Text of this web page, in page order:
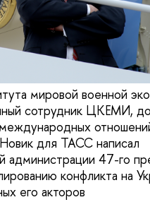
мировой военной
сотрудник ЦКЕМИ,
для ТАСС написал
администрации 47-го
конфликта на
его акторов